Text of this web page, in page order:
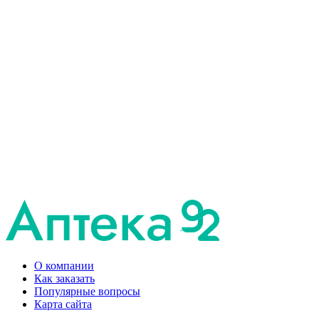
О компании
Как заказать
Популярные вопросы
Карта сайта